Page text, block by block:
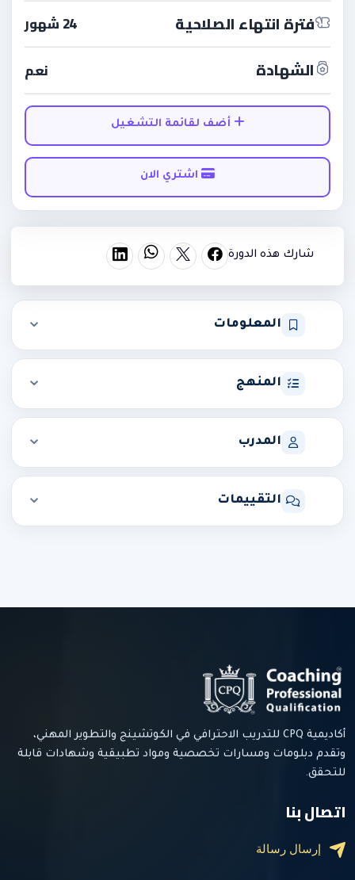
المعلومات
المنهج
المدرب
التقييمات
فترة انتهاء الصلاحية 24 شهور
الشهادة نعم
أضف لقائمة التشغيل
اشتري الان
شارك هذه الدورة
أكاديمية CPQ للتدريب الاحترافي في الكوتشينج والتطوير المهني،
وتقدم دبلومات ومسارات تخصصية ومواد تطبيقية وشهادات قابلة
للتحقق.
اتصال بنا
إرسال رسالة